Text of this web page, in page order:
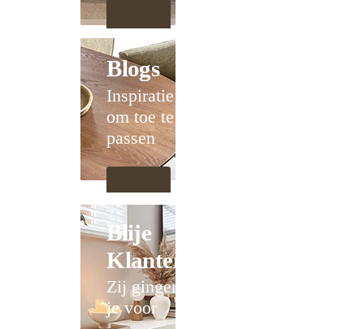
Blogs
Inspiratie
om toe te
passen
Blije
Klanten
Zij gingen
je voor